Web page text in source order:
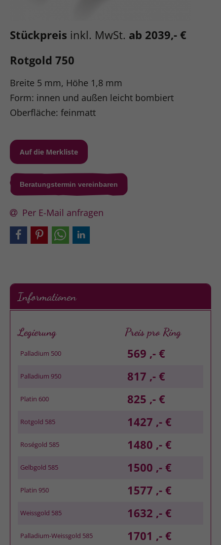
Stückpreis inkl. MwSt. ab 2039,- €
Rotgold 750
Breite 5 mm, Höhe 1,8 mm
Form: innen und außen leicht bombiert
Oberfläche: feinmatt
Beratungstermin vereinbaren
Per E-Mail anfragen
Informationen
Legierung Preis pro Ring
Palladium 500 569 ,- €
Palladium 950 817 ,- €
Platin 600 825 ,- €
Rotgold 585 1427 ,- €
Roségold 585 1480 ,- €
Gelbgold 585 1500 ,- €
Platin 950 1577 ,- €
Weissgold 585 1632 ,- €
Palladium-Weissgold 585 1701 ,- €